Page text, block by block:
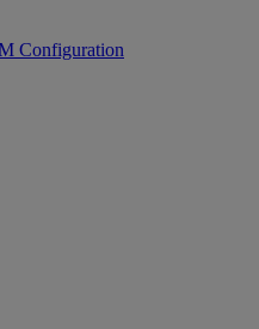
Configuration